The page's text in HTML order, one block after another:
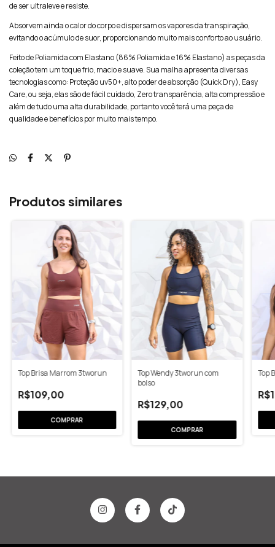
de ser ultraleve e resiste.
Absorvem ainda o calor do corpo e dispersam os vapores da transpiração,
evitando o acúmulo de suor, proporcionando muito mais conforto ao usuário.
Feito de Poliamida com Elastano (86% Poliamida e 16% Elastano) as peças da
coleção tem um toque frio, macio e suave. Sua malha apresenta diversas
tecnologias como: Proteção uv50+, alto poder de absorção (Quick Dry), Easy
Care, ou seja, elas são de fácil cuidado, Zero transparência, alta compressão e
além de tudo uma alta durabilidade, portanto você terá uma peça de
qualidade e benefícios por muito mais tempo.
Produtos similares
Top Brisa Marrom 3tworun
R$109,00
COMPRAR
Top Wendy 3tworun com
bolso
R$129,00
COMPRAR
Top